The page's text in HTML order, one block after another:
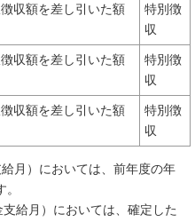
収額を差し引いた額
特別徴
収
収額を差し引いた額
特別徴
収
収額を差し引いた額
特別徴
収
月）においては、前年度の年
給月）においては、確定した